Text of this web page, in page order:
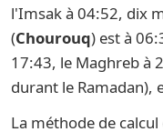
l'Imsak à 04:52, dix
(Chourouq) est à
17:43, le Maghreb à
durant le Ramadan),
La méthode de